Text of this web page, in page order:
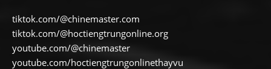
tiktok.com/@chinemaster.com
tiktok.com/@hoctiengtrungonline.org
youtube.com/@chinemaster
youtube.com/hoctiengtrungonlinethayvu